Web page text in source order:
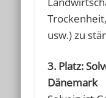
usw.) zu
3. Platz:
Dänemark